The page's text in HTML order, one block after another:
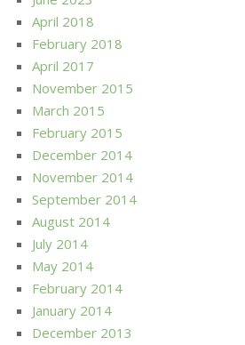
April 2018
February 2018
April 2017
November 2015
March 2015
February 2015
December 2014
November 2014
September 2014
August 2014
July 2014
May 2014
February 2014
January 2014
December 2013